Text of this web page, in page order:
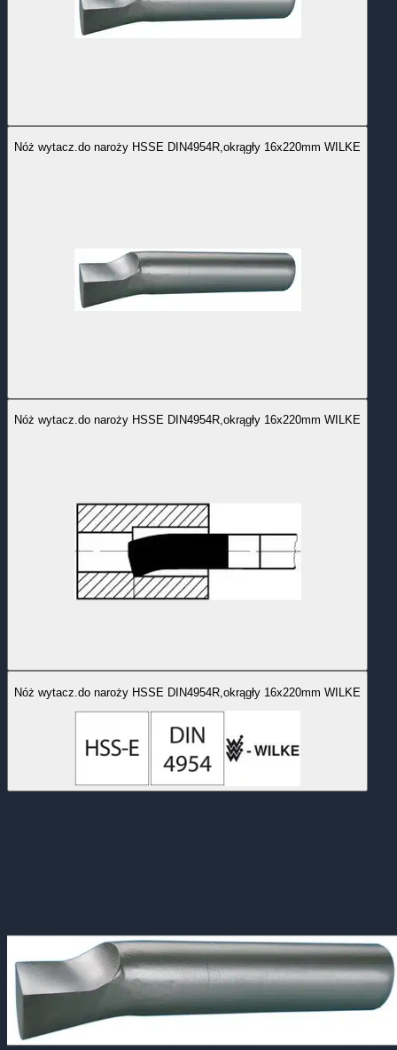
Nóż wytacz.do naroży HSSE DIN4954R,okrągły 16x220mm WILKE
Nóż wytacz.do naroży HSSE DIN4954R,okrągły 16x220mm WILKE
Nóż wytacz.do naroży HSSE DIN4954R,okrągły 16x220mm WILKE